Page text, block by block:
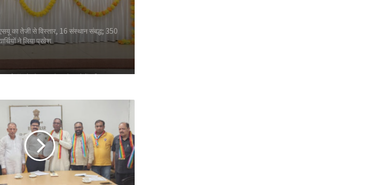
का तेजी से विस्तार, 16 संस्थान संबद्ध; 350
ने लिया प्रवेश
कोऑप ने लोकपाल के आदेश को केंद्रीय
क्षेत्र में बदलाव के लिए सरकार ने शुरू कीं
पहल: शाह
अमंग कोऑपरेटिव्स’ से कोऑप बैंकों
हजार करोड़: भूटानी